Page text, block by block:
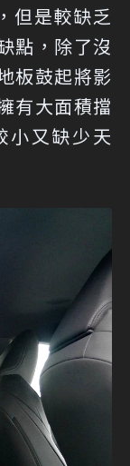
但是較缺乏
點，除了沒
板鼓起將影
有大面積擋
小又缺少天